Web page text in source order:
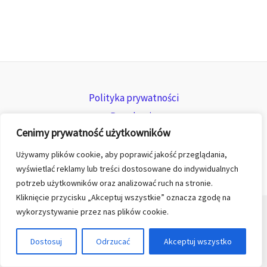
Cenimy prywatność użytkowników
Używamy plików cookie, aby poprawić jakość przeglądania,
wyświetlać reklamy lub treści dostosowane do indywidualnych
potrzeb użytkowników oraz analizować ruch na stronie.
Kliknięcie przycisku „Akceptuj wszystkie” oznacza zgodę na
wykorzystywanie przez nas plików cookie.
Dostosuj Odrzucać Akceptuj wszystko
Polityka prywatności
Regulamin
Zwroty i reklamacje
© 2026 All rights reserved for KGK TREND sp. z o.o.